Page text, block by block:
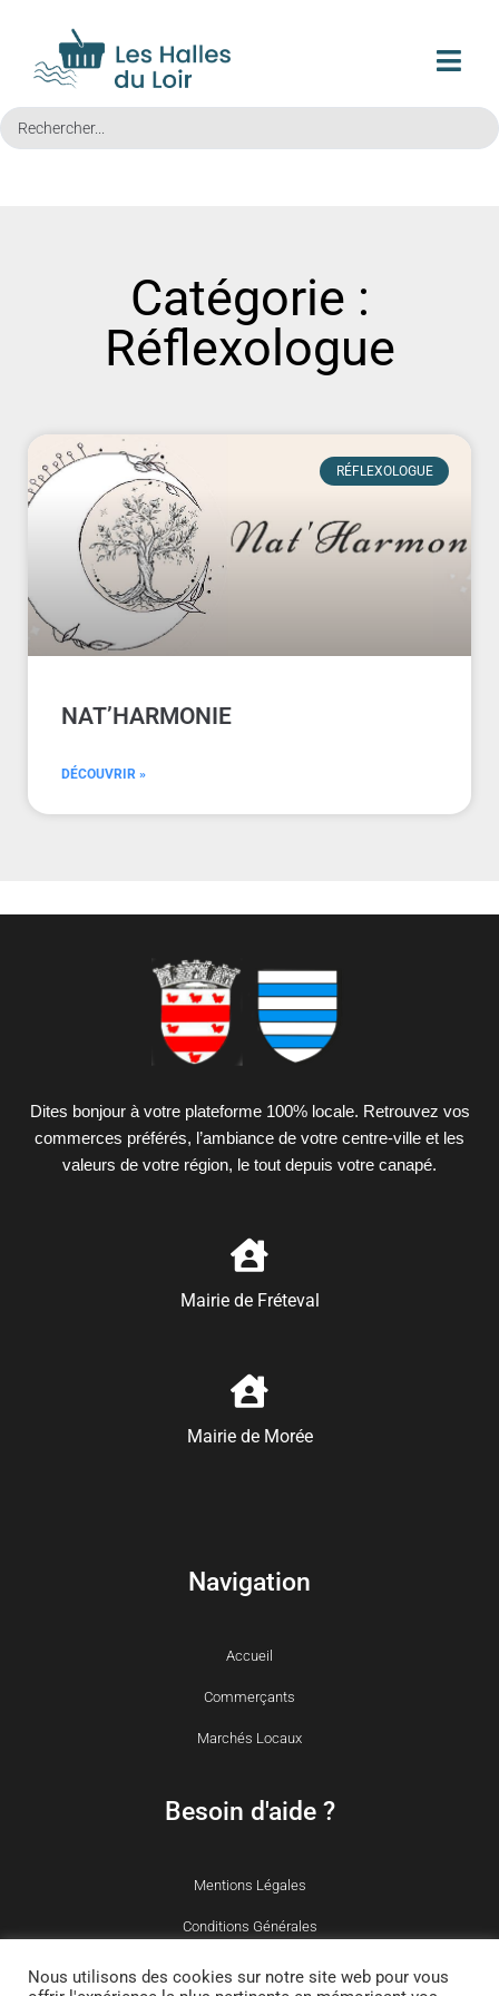
Catégorie :
Réflexologue
RÉFLEXOLOGUE
NAT’HARMONIE
DÉCOUVRIR »
Dites bonjour à votre plateforme 100% locale. Retrouvez vos
commerces préférés, l’ambiance de votre centre-ville et les
valeurs de votre région, le tout depuis votre canapé.
Mairie de Fréteval
Mairie de Morée
Navigation
Accueil
Commerçants
Marchés Locaux
Besoin d'aide ?
Mentions Légales
Conditions Générales
Politique des cookies
Nous utilisons des cookies sur notre site web pour vous